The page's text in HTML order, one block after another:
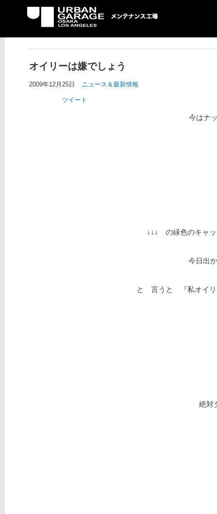
UG メンテナンス工場
オイリーは嫌でしょう
2009年12月25日 ニュース＆最新情報
ツイート
今はナ
↓↓↓ の緑色のキャッ
今日出
と 言うと 『私オイリ
絶対